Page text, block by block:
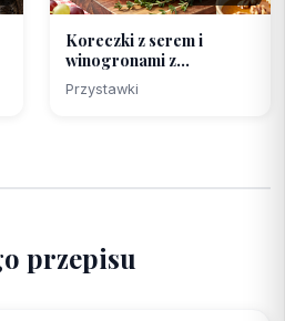
Koreczki z serem i
winogronami z
miodowo‑m...
Przystawki
przepisu